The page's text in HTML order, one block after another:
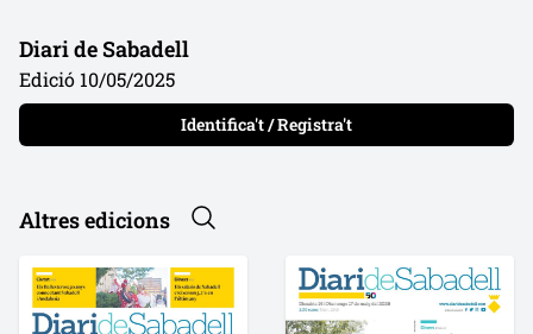
Diari de Sabadell
Edició 10/05/2025
Identifica't / Registra't
Altres edicions